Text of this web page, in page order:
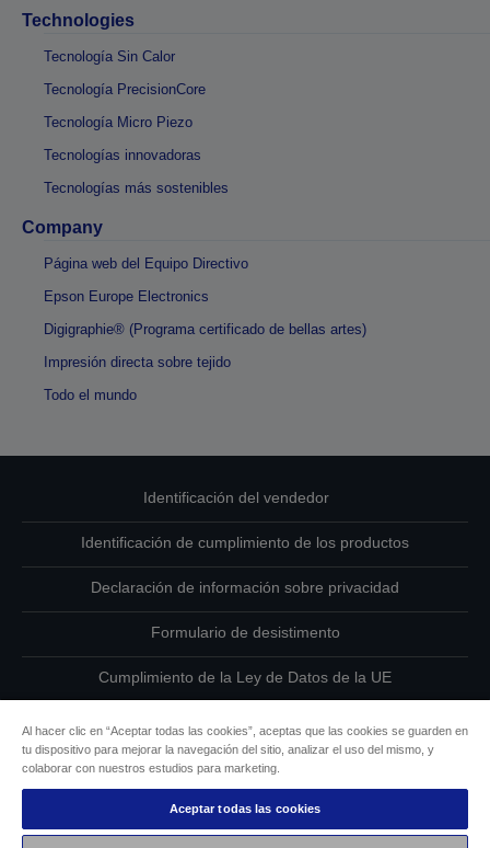
Technologies
Tecnología Sin Calor
Tecnología PrecisionCore
Tecnología Micro Piezo
Tecnologías innovadoras
Tecnologías más sostenibles
Company
Página web del Equipo Directivo
Epson Europe Electronics
Digigraphie® (Programa certificado de bellas artes)
Impresión directa sobre tejido
Todo el mundo
Identificación del vendedor
Identificación de cumplimiento de los productos
Declaración de información sobre privacidad
Formulario de desistimento
Cumplimiento de la Ley de Datos de la UE
Información sobre cookies
Compromiso de accesibilidad de Epson
Al hacer clic en “Aceptar todas las cookies”, aceptas que las cookies se guarden en
tu dispositivo para mejorar la navegación del sitio, analizar el uso del mismo, y
colaborar con nuestros estudios para marketing.
Aceptar todas las cookies